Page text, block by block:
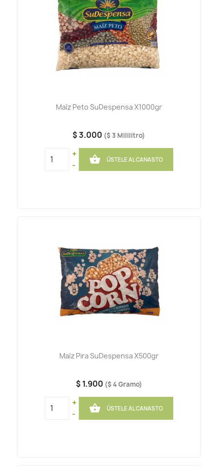
Maíz Peto SuDespensa X1000gr
$ 3.000 ($ 3 Mililitro)
+
-
 ÚSTELE AL CANASTO
Maíz Pira SuDespensa X500gr
$ 1.900 ($ 4 Gramo)
+
-
 ÚSTELE AL CANASTO